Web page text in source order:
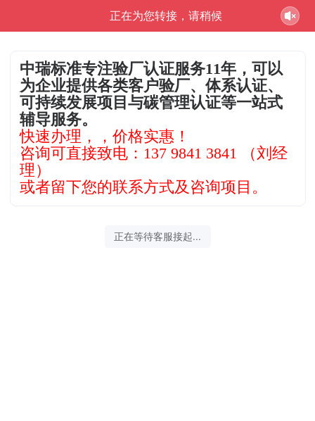
正在为您转接，请稍候
中瑞标准专注验厂认证服务11年，可以
为企业提供各类客户验厂、体系认证、
可持续发展项目与碳管理认证等一站式
辅导服务。
快速办理，，价格实惠！
咨询可直接致电：137 9841 3841 （刘经
理）
或者留下您的联系方式及咨询项目。
正在等待客服接起...